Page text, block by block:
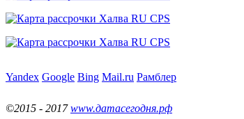
Yandex Google Bing Mail.ru Рамблер
©2015 - 2017www.датасегодня.рф